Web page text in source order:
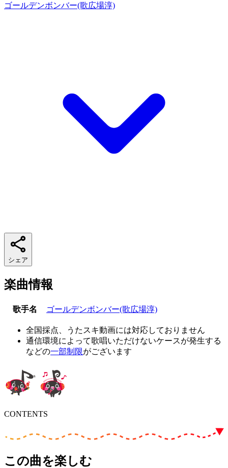
ゴールデンボンバー(歌広場淳)
シェア
楽曲情報
歌手名 ゴールデンボンバー(歌広場淳)
全国採点、うたスキ動画には対応しておりません
通信環境によって歌唱いただけないケースが発生する
などの一部制限がございます
CONTENTS
この曲を楽しむ